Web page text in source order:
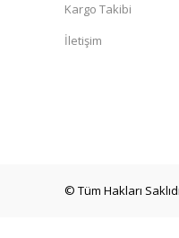
Kargo Takibi
İletişim
© Tüm Hakları